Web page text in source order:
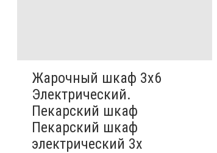
Жарочный шкаф 3х6
Электрический.
Пекарский шкаф
Пекарский шкаф
электрический 3х